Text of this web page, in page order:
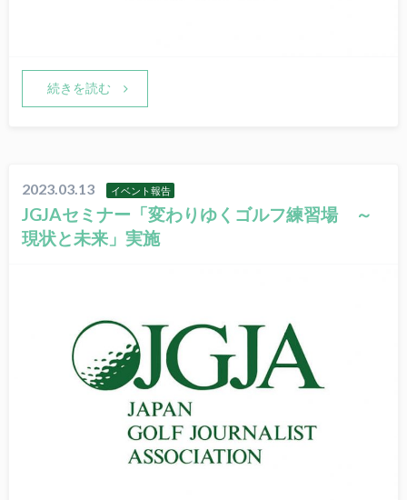
続きを読む
2023.03.13 イベント報告
JGJAセミナー「変わりゆくゴルフ練習場 ～
現状と未来」実施